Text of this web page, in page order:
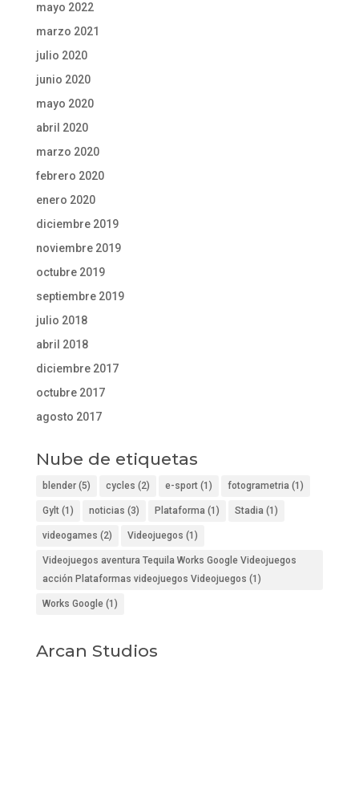
mayo 2022
marzo 2021
julio 2020
junio 2020
mayo 2020
abril 2020
marzo 2020
febrero 2020
enero 2020
diciembre 2019
noviembre 2019
octubre 2019
septiembre 2019
julio 2018
abril 2018
diciembre 2017
octubre 2017
agosto 2017
Nube de etiquetas
blender(5) cycles (2) e-sport(1) fotogrametria(1)
Gylt(1) noticias (3) Plataforma(1) Stadia(1)
videogames (2) Videojuegos (1)
Videojuegos aventura Tequila Works Google Videojuegos
acción Plataformas videojuegos Videojuegos (1)
Works Google(1)
Arcan Studios